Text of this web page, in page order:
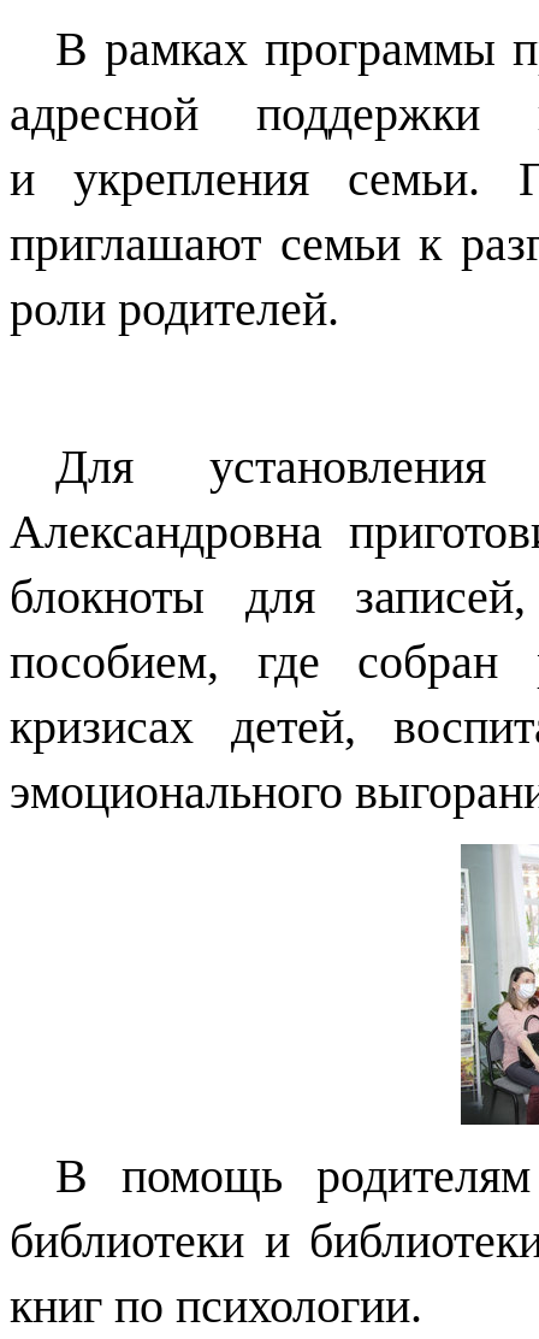
В рамках программы
адресной
и укрепления семьи.
приглашают семьи к
роли родителей.
Для
Александровна
блокноты для
пособием, где
кризисах детей,
эмоционального
В помощь
библиотеки и
книг по психологии.